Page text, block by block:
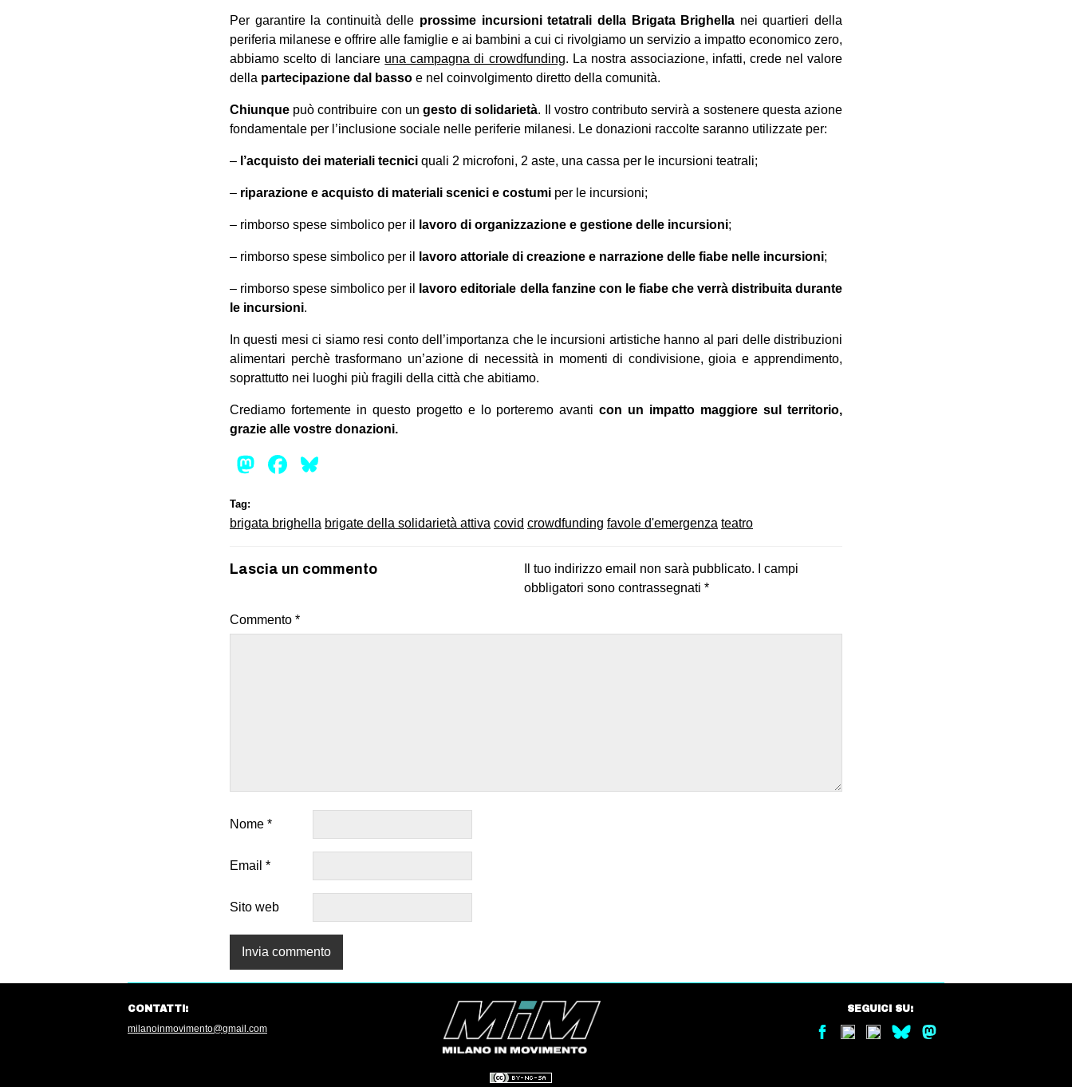
Per garantire la continuità delle prossime incursioni tetatrali della Brigata Brighella nei quartieri della
periferia milanese e offrire alle famiglie e ai bambini a cui ci rivolgiamo un servizio a impatto economico zero,
abbiamo scelto di lanciare una campagna di crowdfunding. La nostra associazione, infatti, crede nel valore
della partecipazione dal basso e nel coinvolgimento diretto della comunità.
Chiunque può contribuire con un gesto di solidarietà. Il vostro contributo servirà a sostenere questa azione
fondamentale per l’inclusione sociale nelle periferie milanesi. Le donazioni raccolte saranno utilizzate per:
– l’acquisto dei materiali tecnici quali 2 microfoni, 2 aste, una cassa per le incursioni teatrali;
– riparazione e acquisto di materiali scenici e costumi per le incursioni;
– rimborso spese simbolico per il lavoro di organizzazione e gestione delle incursioni;
– rimborso spese simbolico per il lavoro attoriale di creazione e narrazione delle fiabe nelle incursioni;
– rimborso spese simbolico per il
lavoro editoriale della fanzine con le fiabe che verrà distribuita durante
le incursioni.
In questi mesi ci siamo resi conto dell’importanza che le incursioni artistiche hanno al pari delle distribuzioni
alimentari perchè trasformano un’azione di necessità in momenti di condivisione, gioia e apprendimento,
soprattutto nei luoghi più fragili della città che abitiamo.
Crediamo fortemente in questo progetto e lo porteremo avanticon un impatto maggiore sul territorio,
grazie alle vostre donazioni.
Mastodon
Facebook
Tag:
brigata brighella brigate della solidarietà attiva covid crowdfunding favole d'emergenza teatro
Lascia un commento Il tuo indirizzo email non sarà pubblicato.
I campi
obbligatori sono contrassegnati *
Commento *
Nome *
Email *
Sito web
CONTATTI:
milanoinmovimento@gmail.com
SEGUICI SU: